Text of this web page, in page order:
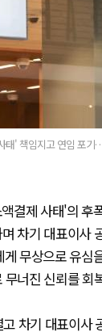
태' 책임지고 연임 포
결제 사태'의 후
차기 대표이사
무상으로 유
너진 신뢰를
차기 대표이사